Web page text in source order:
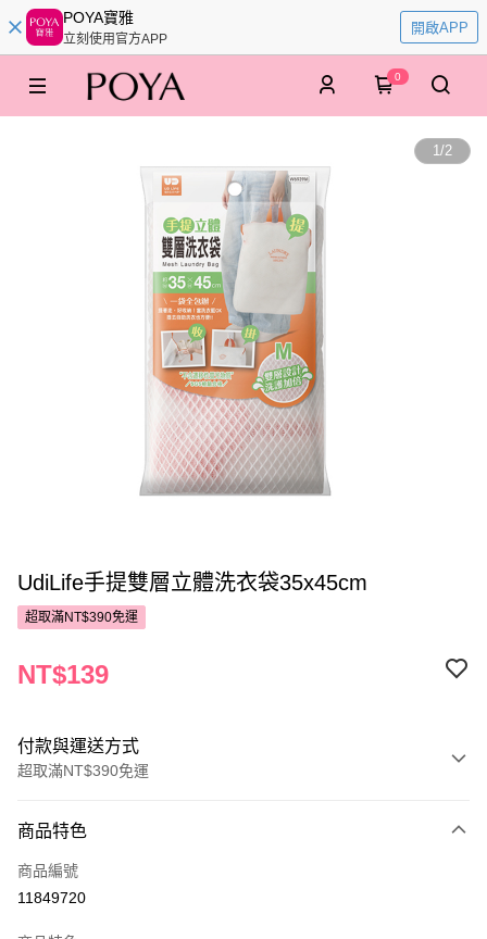
POYA寶雅
立刻使用官方APP
開啟APP
0
1/2
UdiLife手提雙層立體洗衣袋35x45cm
超取滿NT$390免運
NT$139
付款與運送方式
超取滿NT$390免運
POYA支付
信用卡一次付款
商品特色
商品編號
11849720